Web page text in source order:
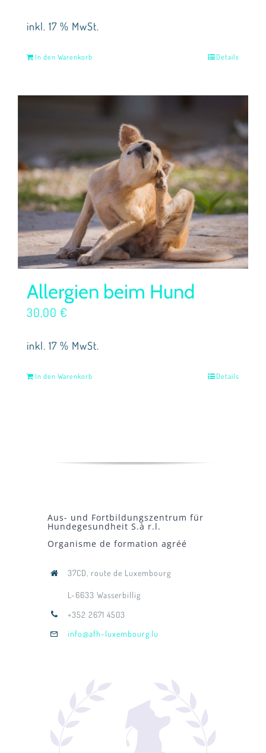
inkl. 17 % MwSt.
In den Warenkorb Details
Allergien beim Hund
30,00 €
inkl. 17 % MwSt.
In den Warenkorb Details
Aus- und Fortbildungszentrum für
Hundegesundheit S.à r.l.
Organisme de formation agréé
37CD, route de Luxembourg
L-6633 Wasserbillig
+352 2671 4503
info@afh-luxembourg.lu